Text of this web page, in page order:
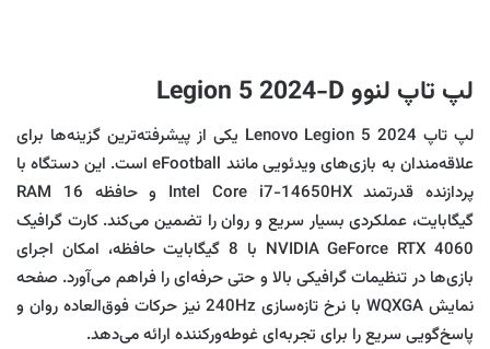
لپ تاپ لنوو Legion 5 2024-D
لپ‌ تاپ Lenovo Legion 5 2024 یکی از پیشرفته‌ترین گزینه‌ها برای
علاقه‌مندان به بازی‌های ویدئویی مانند eFootball است. این دستگاه با
پردازنده قدرتمند Intel Core i7-14650HX و حافظه RAM 16
گیگابایت، عملکردی بسیار سریع و روان را تضمین می‌کند. کارت گرافیک
NVIDIA GeForce RTX 4060 با 8 گیگابایت حافظه، امکان اجرای
بازی‌ها در تنظیمات گرافیکی بالا و حتی حرفه‌ای را فراهم می‌آورد. صفحه
نمایش WQXGA با نرخ تازه‌سازی 240Hz نیز حرکات فوق‌العاده روان و
پاسخ‌گویی سریع را برای تجربه‌ای غوطه‌ورکننده ارائه می‌دهد.